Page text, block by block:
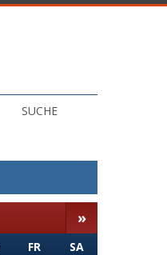
SUCHE
»
FR SA